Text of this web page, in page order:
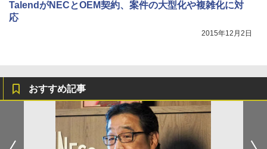
TalendがNECとOEM契約、案件の大型化や複雑化に対
応
2015年12月2日
おすすめ記事